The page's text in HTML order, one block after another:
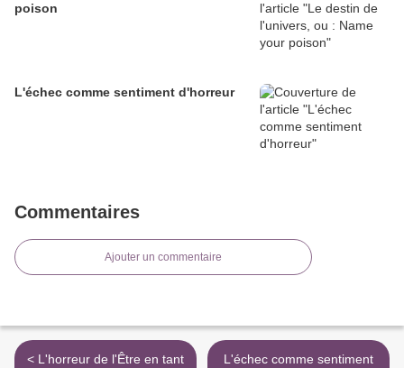
poison
L'échec comme sentiment d'horreur
Commentaires
Ajouter un commentaire
< L'horreur de l'Être en tant
L'échec comme sentiment